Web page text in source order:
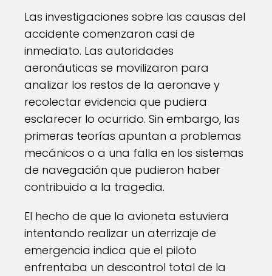
Las investigaciones sobre las causas del
accidente comenzaron casi de
inmediato. Las autoridades
aeronáuticas se movilizaron para
analizar los restos de la aeronave y
recolectar evidencia que pudiera
esclarecer lo ocurrido. Sin embargo, las
primeras teorías apuntan a problemas
mecánicos o a una falla en los sistemas
de navegación que pudieron haber
contribuido a la tragedia.
El hecho de que la avioneta estuviera
intentando realizar un aterrizaje de
emergencia indica que el piloto
enfrentaba un descontrol total de la